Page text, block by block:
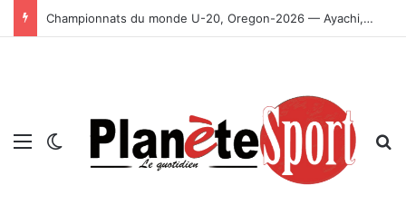
Championnats du monde U-20, Oregon-2026 — Ayachi, Dissa, Touahria et Ghezali en finale
Menu Switch skin